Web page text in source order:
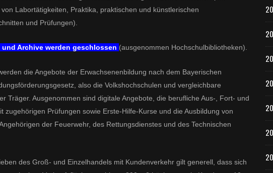
Labortätigkeiten, Praktika, praktischen und künstlerischen
und Prüfungen).
Archive werden geschlossen (ausgenommen Hochschulbibliotheken).
die Angebote der Erwachsenenbildung nach dem Bayerischen
also die Volkshochschulen und vergleichbare
Träger. Ausgenommen sind digitale Angebote, die berufliche Aus-, Fort- und
zugehörigen Prüfungen sowie Erste-Hilfe-Kurse und die Ausbildung von
der Feuerwehr, des Rettungsdienstes und des Technischen
des Groß- und Einzelhandels mit Kundenverkehr gilt generell, dass sich